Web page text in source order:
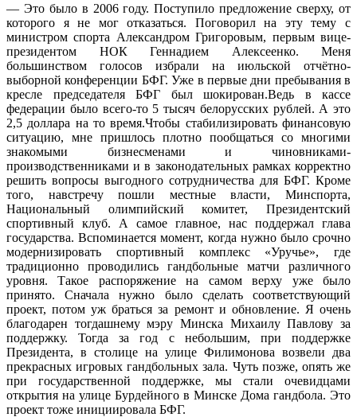
— Это было в 2006 году. Поступило предложение сверху, от
которого я не мог отказаться. Поговорил на эту тему с
министром спорта Александром Григоровым, первым вице-
президентом НОК Геннадием Алексеенко. Меня
большинством голосов избрали на июльской отчётно-
выборной конференции БФГ. Уже в первые дни пребывания в
кресле председателя БФГ был шокирован.Ведь в кассе
федерации было всего-то 5 тысяч белорусских рублей. А это
2,5 доллара на то время.Чтобы стабилизировать финансовую
ситуацию, мне пришлось плотно пообщаться со многими
знакомыми бизнесменами и чиновниками-
производственниками и в законодательных рамках корректно
решить вопросы выгодного сотрудничества для БФГ. Кроме
того, навстречу пошли местные власти, Минспорта,
Национальный олимпийский комитет, Президентский
спортивный клуб. А самое главное, нас поддержал глава
государства. Вспоминается момент, когда нужно было срочно
модернизировать спортивный комплекс «Уручье», где
традиционно проводились гандбольные матчи различного
уровня. Такое распоряжение на самом верху уже было
принято. Сначала нужно было сделать соответствующий
проект, потом уж браться за ремонт и обновление. Я очень
благодарен тогдашнему мэру Минска Михаилу Павлову за
поддержку. Тогда за год с небольшим, при поддержке
Президента, в столице на улице Филимонова возвели два
прекрасных игровых гандбольных зала. Чуть позже, опять же
при государственной поддержке, мы стали очевидцами
открытия на улице Бурдейного в Минске Дома гандбола. Это
проект тоже инициировала БФГ.